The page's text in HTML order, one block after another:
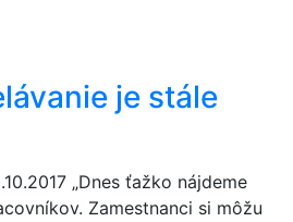
je stále
„Dnes ťažko nájdeme
Zamestnanci si môžu